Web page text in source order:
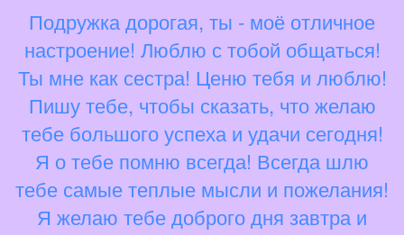
Подружка дорогая, ты - моё отличное
настроение! Люблю с тобой общаться!
Ты мне как сестра! Ценю тебя и люблю!
Пишу тебе, чтобы сказать, что желаю
тебе большого успеха и удачи сегодня!
Я о тебе помню всегда! Всегда шлю
тебе самые теплые мысли и пожелания!
Я желаю тебе доброго дня завтра и